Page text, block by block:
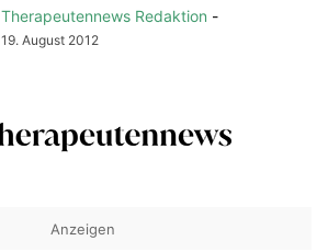
Therapeutennews Redaktion -
19. August 2012
Anzeigen